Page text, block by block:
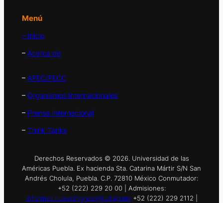
Menú
– Inicio
– Acerca de
– APEC/PECC
– Organismos Internacionales
– Prensa Internacional
– Think Tanks
Derechos Reservados © 2026. Universidad de las
Américas Puebla. Ex hacienda Sta. Catarina Mártir S/N San
Andrés Cholula, Puebla. C.P. 72810 México Conmutador:
+52 (222) 229 20 00 | Admisiones:
informes.nuevoingreso@udlap.mx +52 (222) 229 2112 |